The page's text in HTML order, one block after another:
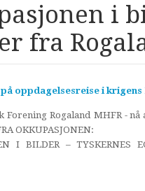
i
fra
oppdagelsesreise i krigens
Rogaland MHFR - nå
OKKUPASJONEN:
I BILDER – TYSKERNES